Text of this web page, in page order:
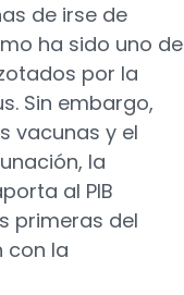
de irse de
ha sido uno de
por la
Sin embargo,
vacunas y el
la
al PIB
primeras del
con la